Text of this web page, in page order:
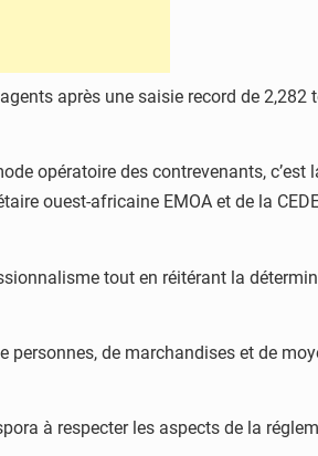
après une saisie record de
opératoire des contrevenants, c’est
ouest-africaine EMOA et de la
tout en réitérant la
de marchandises et de
à respecter les aspects de la